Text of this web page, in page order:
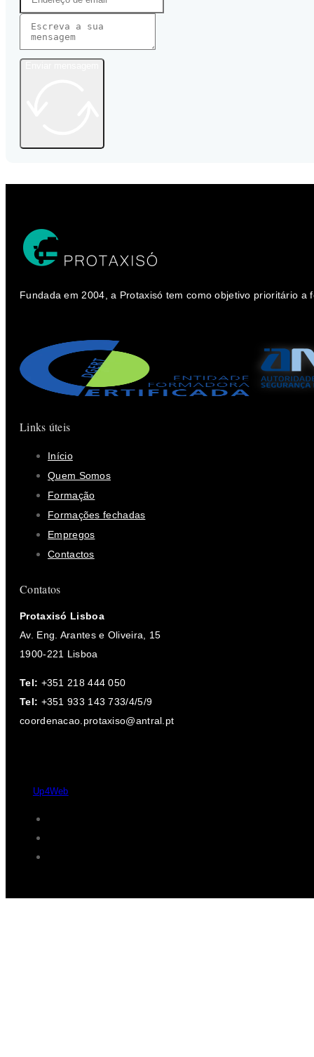
Fundada em 2004, a Protaxisó tem como objetivo prioritário
Links úteis
Início
Quem Somos
Formação
Formações fechadas
Empregos
Contactos
Contatos
Protaxisó Lisboa
Av. Eng. Arantes e Oliveira, 15
1900-221 Lisboa
Tel: +351 218 444 050
Tel: +351 933 143 733/4/5/9
coordenacao.protaxiso@antral.pt
Up4Web